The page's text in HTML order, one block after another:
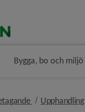
Bygga, bo och miljö
nivå i